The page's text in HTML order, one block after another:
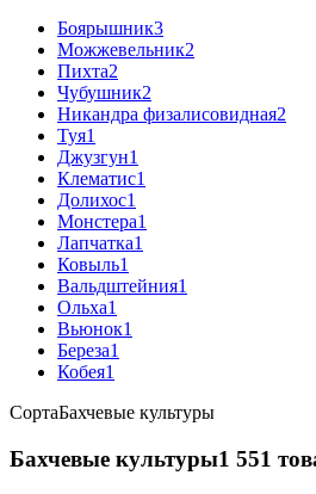
Боярышник3
Можжевельник2
Пихта2
Чубушник2
Никандра физалисовидная2
Туя1
Джузгун1
Клематис1
Долихос1
Монстера1
Лапчатка1
Ковыль1
Вальдштейния1
Ольха1
Вьюнок1
Береза1
Кобея1
СортаБахчевые культуры
Бахчевые культуры1 551